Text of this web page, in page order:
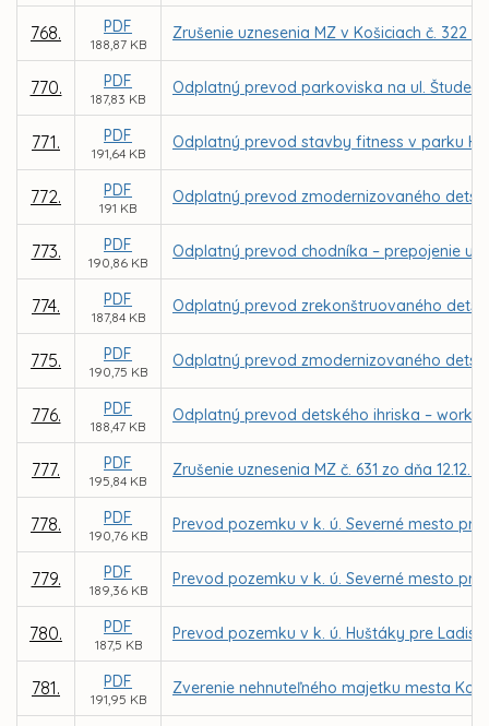
768. PDF
188,87 KB
Zrušenie uznesenia MZ v Košiciach č. 322 zo
770. PDF
187,83 KB
Odplatný prevod parkoviska na ul.
771. PDF
191,64 KB
Odplatný prevod stavby fitness v parku
772. PDF
191 KB
Odplatný prevod zmodernizovaného
773. PDF
190,86 KB
Odplatný prevod chodníka – prepojenie
774. PDF
187,84 KB
Odplatný prevod zrekonštruovaného
775. PDF
190,75 KB
Odplatný prevod zmodernizovaného
776. PDF
188,47 KB
Odplatný prevod detského ihriska –
777. PDF
195,84 KB
Zrušenie uznesenia MZ č. 631 zo dňa
778. PDF
190,76 KB
Prevod pozemku v k. ú. Severné mesto pre
779. PDF
189,36 KB
Prevod pozemku v k. ú. Severné mesto
780. PDF
187,5 KB
Prevod pozemku v k. ú. Huštáky pre
781. PDF
191,95 KB
Zverenie nehnuteľného majetku mesta